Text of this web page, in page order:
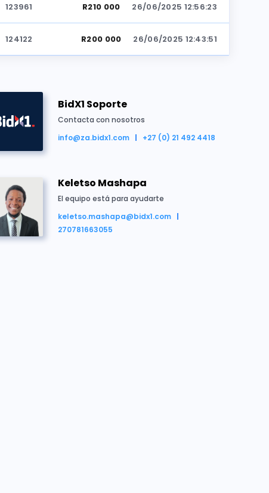
123961 R210 000 26/06/2025 12:56:23
124122 R200 000 26/06/2025 12:43:51
BidX1 Soporte
Contacta con nosotros
info@za.bidx1.com
+27 (0) 21 492 4418
Keletso Mashapa
El equipo está para ayudarte
keletso.mashapa@bidx1.com
270781663055
nosotros